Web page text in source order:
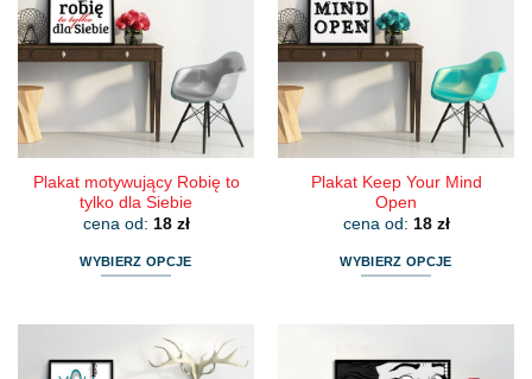
Opcje
można
wybrać
na
stronie
produktu
Opcje
można
wybrać
na
stronie
produktu
Plakat motywujący Robię to
tylko dla Siebie
cena od: 18 zł
WYBIERZ OPCJE
wiele
Plakat Keep Your Mind
Open
cena od: 18 zł
WYBIERZ OPCJE
wiele